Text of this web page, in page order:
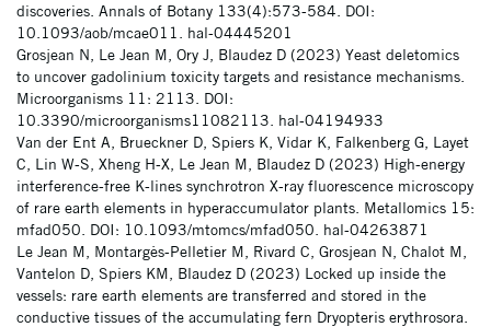
discoveries. Annals of Botany 133(4):573-584. DOI:
10.1093/aob/mcae011. hal-04445201
Grosjean N, Le Jean M, Ory J, Blaudez D (2023) Yeast deletomics
to uncover gadolinium toxicity targets and resistance mechanisms.
Microorganisms 11: 2113. DOI:
10.3390/microorganisms11082113. hal-04194933
Van der Ent A, Brueckner D, Spiers K, Vidar K, Falkenberg G, Layet
C, Lin W-S, Xheng H-X, Le Jean M, Blaudez D (2023) High-energy
interference-free K-lines synchrotron X-ray fluorescence microscopy
of rare earth elements in hyperaccumulator plants. Metallomics 15:
mfad050. DOI: 10.1093/mtomcs/mfad050. hal-04263871
Le Jean M, Montargès-Pelletier M, Rivard C, Grosjean N, Chalot M,
Vantelon D, Spiers KM, Blaudez D (2023) Locked up inside the
vessels: rare earth elements are transferred and stored in the
conductive tissues of the accumulating fern Dryopteris erythrosora.